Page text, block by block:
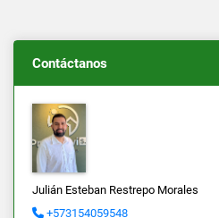
Contáctanos
Julián Esteban Restrepo Morales
+573154059548